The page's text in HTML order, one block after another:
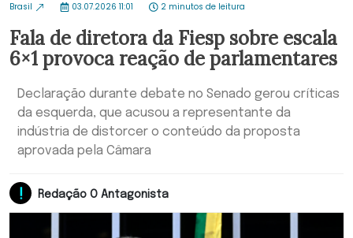
Brasil 03.07.2026 11:01 2 minutos de leitura
Fala de diretora da Fiesp sobre escala
6×1 provoca reação de parlamentares
Declaração durante debate no Senado gerou críticas
da esquerda, que acusou a representante da
indústria de distorcer o conteúdo da proposta
aprovada pela Câmara
Redação O Antagonista